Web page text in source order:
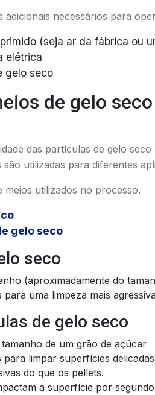
adicionais necessários para
(seja ar da fábrica ou
elétrica
gelo seco
de gelo
das partículas de gelo
utilizadas para diferentes
meios utilizados no processo.
gelo seco
seco
(aproximadamente do
para uma limpeza mais
de gelo seco
de um grão de açúcar
para limpar superfícies
do que os pellets.
a superfície por